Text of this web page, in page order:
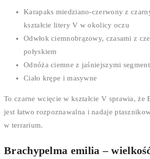
Karapaks miedziano-czerwony z
kształcie litery V w okolicy oczu
Odwłok ciemnobrązowy, czasami z
połyskiem
Odnóża ciemne z jaśniejszymi
Ciało krępe i masywne
To czarne wcięcie w kształcie V sprawia, że
jest łatwo rozpoznawalna i nadaje
w terrarium.
Brachypelma emilia –